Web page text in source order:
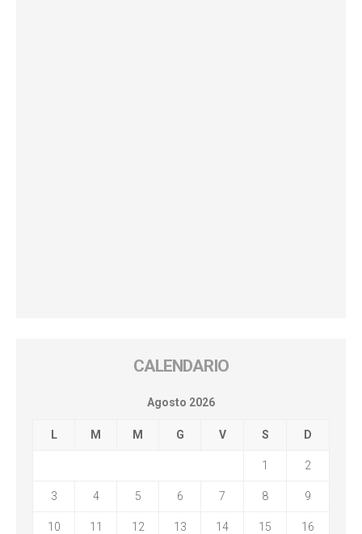
CALENDARIO
Agosto 2026
L M M G V S D
1 2
3 4 5 6 7 8 9
10 11 12 13 14 15 16